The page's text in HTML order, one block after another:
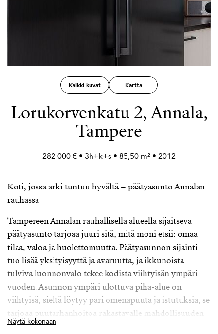
Kaikki kuvat Kartta
Lorukorvenkatu 2, Annala,
Tampere
282 000 € • 3h+k+s • 85,50 m² • 2012
Koti, jossa arki tuntuu hyvältä – päätyasunto Annalan
rauhassa
Tampereen Annalan rauhallisella alueella sijaitseva
päätyasunto tarjoaa juuri sitä, mitä moni etsii: omaa
tilaa, valoa ja huolettomuutta. Päätyasunnon sijainti
tuo lisää yksityisyyttä ja avaruutta, ja ikkunoista
tulviva luonnonvalo tekee kodista viihtyisän ympäri
vuoden. Asunnon ympäri ulottuva piha-alue on
viihtyisä, sieltä löytyy pari omenapuuta ja istutuksia, se
tarjoaa puutarhanhoitoa rakastavalle mahdollisuuden
toteuttaa pihaunelmia.
Näytä kokonaan